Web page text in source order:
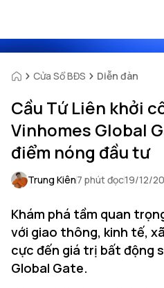
Cửa Sổ BĐS Diễn đàn
Cầu Tứ Liên khởi
Vinhomes Global
điểm nóng đầu tư
Trung Kiên7 phút đọc19/12/
Khám phá tầm quan
với giao thông, kinh tế,
cực đến giá trị bất động
Global Gate.